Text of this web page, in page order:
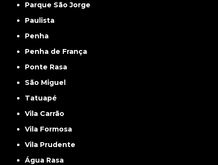
Parque São Jorge
Paulista
Penha
Penha de França
Ponte Rasa
São Miguel
Tatuapé
Vila Carrão
Vila Formosa
Vila Prudente
Água Rasa